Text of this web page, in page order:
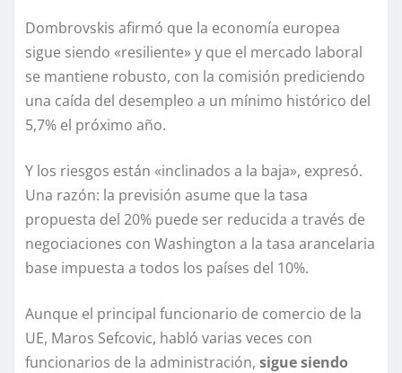
Dombrovskis afirmó que la economía europea
sigue siendo «resiliente» y que el mercado laboral
se mantiene robusto, con la comisión prediciendo
una caída del desempleo a un mínimo histórico del
5,7% el próximo año.
Y los riesgos están «inclinados a la baja», expresó.
Una razón: la previsión asume que la tasa
propuesta del 20% puede ser reducida a través de
negociaciones con Washington a la tasa arancelaria
base impuesta a todos los países del 10%.
Aunque el principal funcionario de comercio de la
UE, Maros Sefcovic, habló varias veces con
funcionarios de la administración, sigue siendo